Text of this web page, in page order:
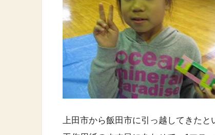
上田市から飯田市に引っ越してきたと